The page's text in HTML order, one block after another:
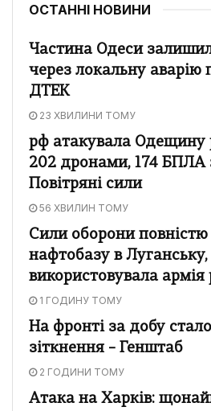
ОСТАННІ НОВИНИ
Частина Одеси
через локальну аварію
ДТЕК
23 ХВИЛИНИ ТОМУ
рф атакувала Одещину
202 дронами, 174 БПЛА
Повітряні сили
56 ХВИЛИН ТОМУ
Сили оборони
нафтобазу в Луганську,
використовувала
1 ГОДИНУ ТОМУ
На фронті за добу
зіткнення – Генштаб
2 ГОДИНИ ТОМУ
Атака на Харків: